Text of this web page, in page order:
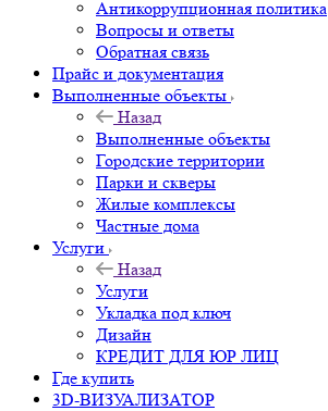
Антикоррупционная политика
Вопросы и ответы
Обратная связь
Прайс и документация
Выполненные объекты
Назад
Выполненные объекты
Городские территории
Парки и скверы
Жилые комплексы
Частные дома
Услуги
Назад
Услуги
Укладка под ключ
Дизайн
КРЕДИТ ДЛЯ ЮР ЛИЦ
Где купить
3D-ВИЗУАЛИЗАТОР